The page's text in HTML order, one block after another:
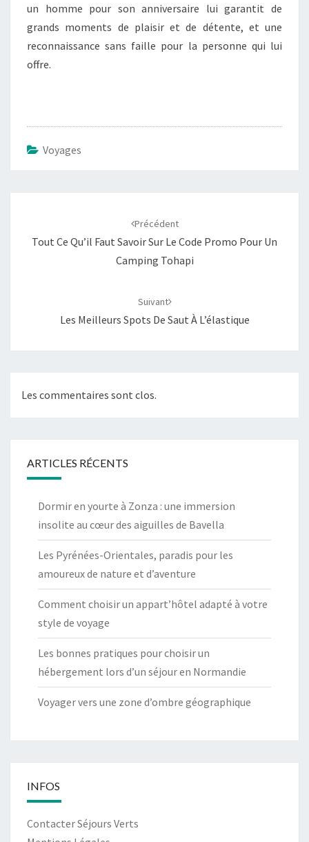
un homme pour son anniversaire lui garantit de
grands moments de plaisir et de détente, et une
reconnaissance sans faille pour la personne qui lui
offre.
Voyages
Précédent
Tout Ce Qu’il Faut Savoir Sur Le Code Promo Pour Un
Camping Tohapi
Suivant
Les Meilleurs Spots De Saut À L’élastique
Les commentaires sont clos.
ARTICLES RÉCENTS
Dormir en yourte à Zonza : une immersion
insolite au cœur des aiguilles de Bavella
Les Pyrénées-Orientales, paradis pour les
amoureux de nature et d’aventure
Comment choisir un appart’hôtel adapté à votre
style de voyage
Les bonnes pratiques pour choisir un
hébergement lors d’un séjour en Normandie
Voyager vers une zone d’ombre géographique
INFOS
Contacter Séjours Verts